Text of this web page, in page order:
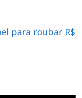
para roubar R$